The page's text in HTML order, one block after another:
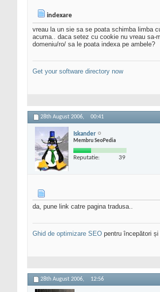
indexare
vreau la un sie sa se poata schimba limba
acuma.. daca setez cu cookie nu vreau sa-
domeniu/ro/ sa le poata indexa pe ambele?
Get your software directory now
28th August 2006, 00:41
Iskander
Membru SeoPedia
Reputatie: 39
da, pune link catre pagina tradusa..
Ghid de optimizare SEO pentru începători și
28th August 2006, 12:56